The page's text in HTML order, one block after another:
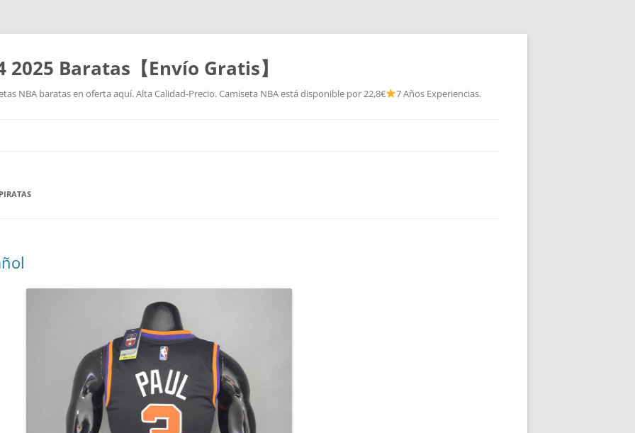
2025 Baratas【Envío Gratis】
NBA baratas en oferta aquí. Alta Calidad-Precio. Camiseta NBA está disponible por 22,8€ 7 Años Experiencias.